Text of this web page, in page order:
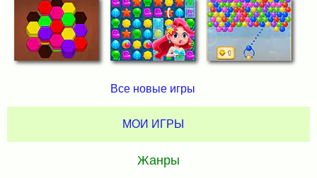
Все новые игры
МОИ ИГРЫ
Жанры